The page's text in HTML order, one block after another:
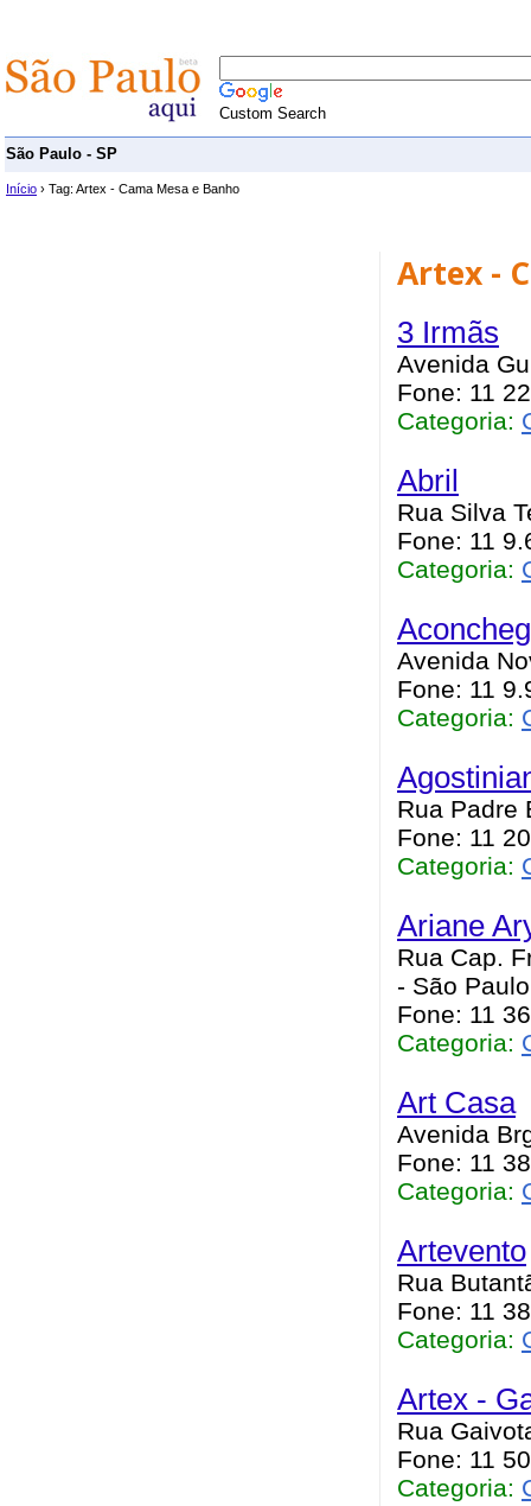
Custom Search
São Paulo - SP
Início › Tag: Artex - Cama Mesa e Banho
Artex -
3 Irmãs
Avenida
Fone: 11
Categoria:
Abril
Rua Silva
Fone: 11
Categoria:
Avenida
Fone: 11
Categoria:
Rua Padre
Fone: 11
Categoria:
Ariane
Rua Cap.
- São
Fone: 11
Categoria:
Art Casa
Avenida
Fone: 11
Categoria:
Artevento
Rua
Fone: 11
Categoria:
Artex -
Rua
Fone: 11
Categoria: